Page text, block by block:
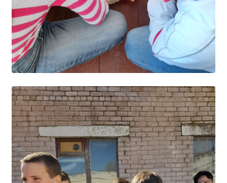
МЕТОДИЧЕСКАЯ РАБОТА
В помощь педагогам и мастерам ПО
ПРОЧЕЕ
История нашего техникума
Фотографии техникума
ПОЛЕЗНЫЕ ССЫЛКИ
Министерство науки и высшего образования
РФ
Главное управление по контролю за оборотом
наркотиков